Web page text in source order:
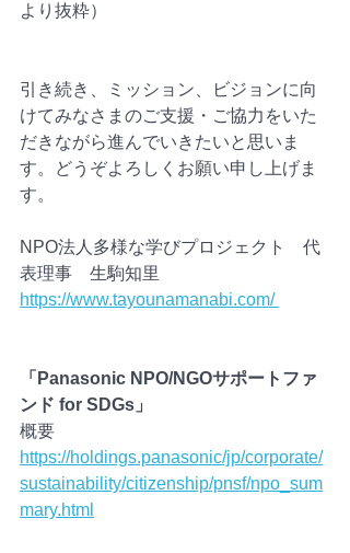
より抜粋）
引き続き、ミッション、ビジョンに向
けてみなさまのご支援・ご協力をいた
だきながら進んでいきたいと思いま
す。どうぞよろしくお願い申し上げま
す。
NPO法人多様な学びプロジェクト　代
表理事　生駒知里
https://www.tayounamanabi.com/
「Panasonic NPO/NGOサポートファ
ンド for SDGs」
概要
https://holdings.panasonic/jp/corporate/
sustainability/citizenship/pnsf/npo_sum
mary.html